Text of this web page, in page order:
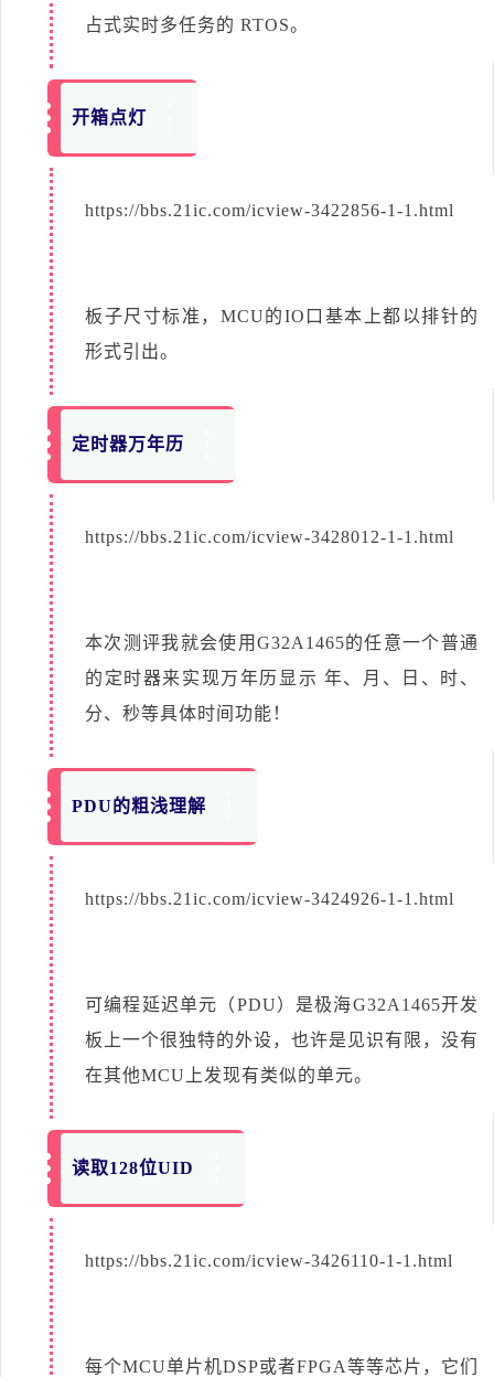
占式实时多任务的 RTOS。
开箱点灯
https://bbs.21ic.com/icview-3422856-1-1.html
板子尺寸标准，MCU的IO口基本上都以排针的
形式引出。
定时器万年历
https://bbs.21ic.com/icview-3428012-1-1.html
本次测评我就会使用G32A1465的任意一个普通
的定时器来实现万年历显示 年、月、日、时、
分、秒等具体时间功能！
PDU的粗浅理解
https://bbs.21ic.com/icview-3424926-1-1.html
可编程延迟单元（PDU）是极海G32A1465开发
板上一个很独特的外设，也许是见识有限，没有
在其他MCU上发现有类似的单元。
读取128位UID
https://bbs.21ic.com/icview-3426110-1-1.html
每个MCU单片机DSP或者FPGA等等芯片，它们